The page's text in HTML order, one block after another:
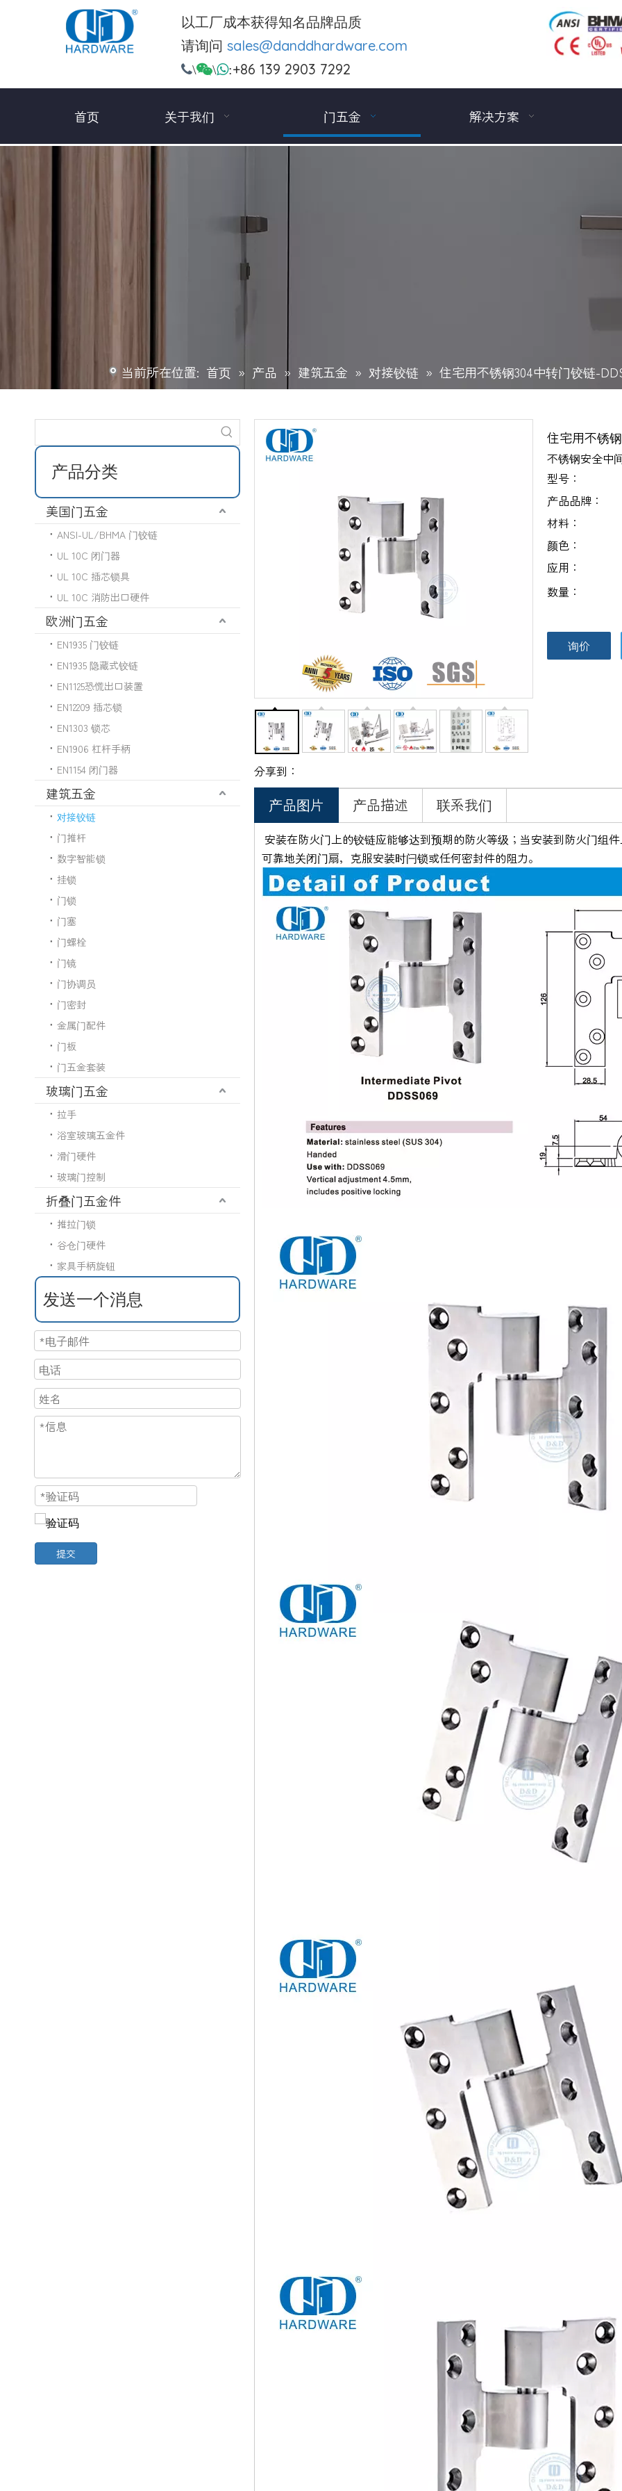
以工厂成本获得知名品牌品质
请询问 sales@danddhardware.com
\\:+86 139 2903 7292
首页 关于我们 门五金 解决方案
当前所在位置: 首页 » 产品 » 建筑五金 » 对接铰链 » 住宅用不锈钢304中转门铰链-
产品分类
美国门五金
ANSI-UL/BHMA 门铰链
UL 10C 闭门器
UL 10C 插芯锁具
UL 10C 消防出口硬件
欧洲门五金
EN1935 门铰链
EN1935 隐藏式铰链
EN1125恐慌出口装置
EN12209 插芯锁
EN1303 锁芯
EN1906 杠杆手柄
EN1154 闭门器
建筑五金
对接铰链
门推杆
数字智能锁
挂锁
门锁
门塞
门螺栓
门镜
门协调员
门密封
金属门配件
门板
门五金套装
玻璃门五金
拉手
浴室玻璃五金件
滑门硬件
玻璃门控制
折叠门五金件
推拉门锁
谷仓门硬件
家具手柄旋钮
发送一个消息
提交
分享到：
住宅用不锈
不锈钢安全中
型号：
产品品牌：
材料：
颜色：
应用：
数量：
询价
产品图片 产品描述 联系我们
安装在防火门上的铰链应能够达到预期的防火等级；当安装到防火门组
可靠地关闭门扇，克服安装时闩锁或任何密封件的阻力。